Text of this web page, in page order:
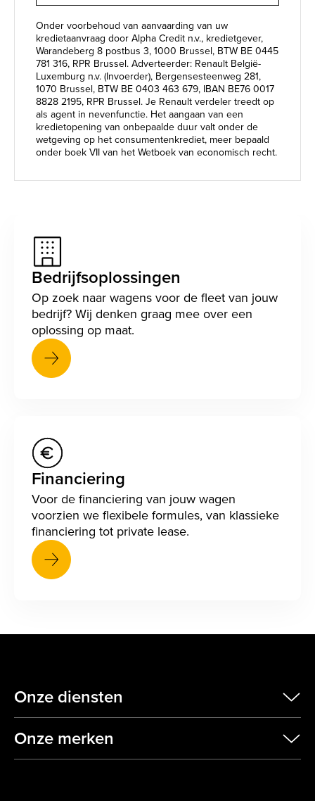
Onder voorbehoud van aanvaarding van uw
kredietaanvraag door Alpha Credit n.v., kredietgever,
Warandeberg 8 postbus 3, 1000 Brussel, BTW BE 0445
781 316, RPR Brussel. Adverteerder: Renault België-
Luxemburg n.v. (Invoerder), Bergensesteenweg 281,
1070 Brussel, BTW BE 0403 463 679, IBAN BE76 0017
8828 2195, RPR Brussel. Je Renault verdeler treedt op
als agent in nevenfunctie. Het aangaan van een
kredietopening van onbepaalde duur valt onder de
wetgeving op het consumentenkrediet, meer bepaald
onder boek VII van het Wetboek van economisch recht.
Bedrijfsoplossingen
Op zoek naar wagens voor de fleet van jouw
bedrijf? Wij denken graag mee over een
oplossing op maat.
Financiering
Voor de financiering van jouw wagen
voorzien we flexibele formules, van klassieke
financiering tot private lease.
Onze diensten
Onze merken